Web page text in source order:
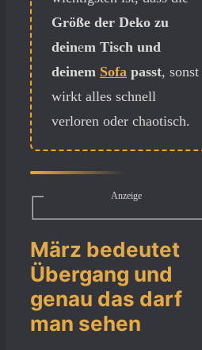
Größe der Deko zu
deinem Tisch und
deinem Sofa passt, sonst
wirkt alles schnell
verloren oder chaotisch.
Anzeige
März bedeutet
Übergang und
genau das darf
man sehen